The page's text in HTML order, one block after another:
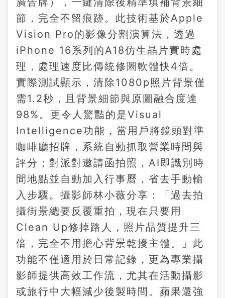
節，完全不留痕跡。此技術基於Apple
Vision Pro的影像分割演算法，透過
iPhone 16系列的A18仿生晶片實時處
理，處理速度比傳統修圖軟體快4倍。
實際測試顯示，清除1080p照片背景僅
需1.2秒，且背景細節與原圖融合度達
98%。更令人驚豔的是Visual
Intelligence功能，當用戶將鏡頭對準
咖啡廳招牌，系統自動抓取營業時間與
評分；對派對邀請函拍照，AI即識別時
間地點並自動加入行事曆，省去手動輸
入步驟。攝影師林小薇分享：「過去拍
攝街景總要反覆重拍，現在只要用
Clean Up修掉路人，照片品質提升三
倍，完全不用擔心背景乾擾主體。」此
功能不僅適用於日常記錄，更為專業攝
影師提供高效工作流，尤其在活動攝影
或旅行中大幅減少後製時間。蘋果還強